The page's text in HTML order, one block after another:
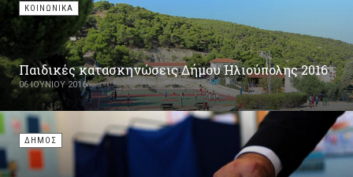
ΚΟΙΝΩΝΙΚΑ
Παιδικές κατασκηνώσεις Δήμου Ηλιούπολης 2016
06 ΙΟΥΝΊΟΥ 2016
ΔΗΜΟΣ